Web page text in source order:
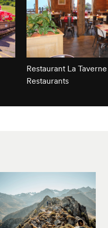
Restaurant La
Restaurants